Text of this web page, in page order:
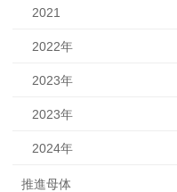
2021
2022年
2023年
2023年
2024年
推進母体